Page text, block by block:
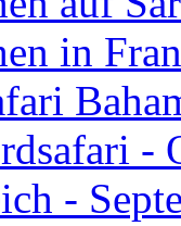
in
-
-